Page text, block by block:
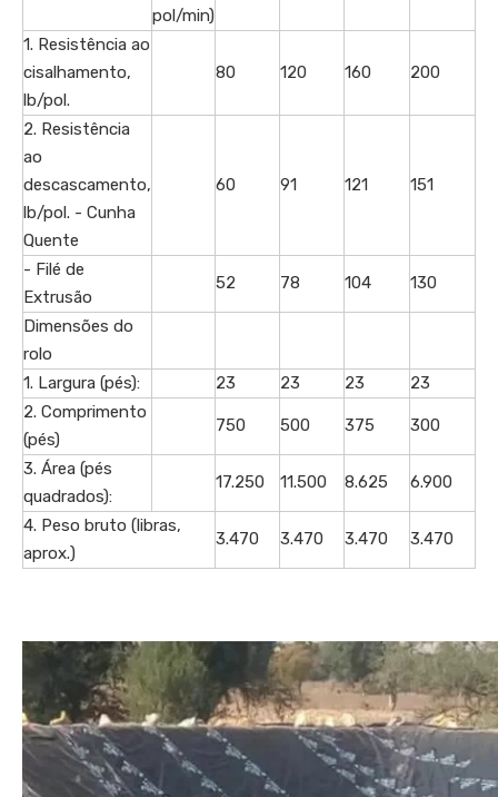
pol/min)
1. Resistência ao
cisalhamento,
lb/pol.
80 120 160 200
2. Resistência
ao
descascamento,
lb/pol. - Cunha
Quente
60 91 121 151
- Filé de
Extrusão
52 78 104 130
Dimensões do
rolo
1. Largura (pés):
23 23 23
23
2. Comprimento
(pés)
750 500 375 300
3. Área (pés
quadrados):
17.250 11.500 8.625 6.900
4. Peso bruto (libras,
aprox.)
3.470 3.470 3.470 3.470